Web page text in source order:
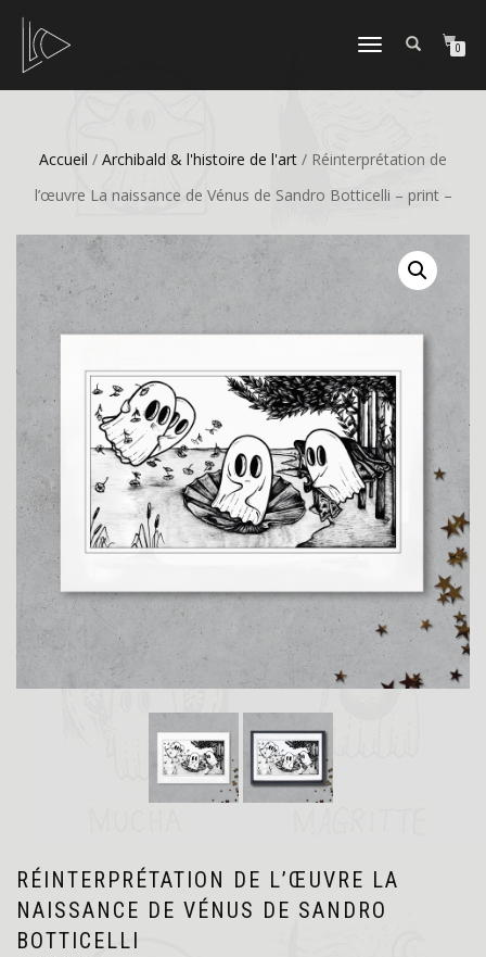
DÉPLIER
NAVIGATION
0
Accueil / Archibald & l'histoire de l'art / Réinterprétation de
l’œuvre La naissance de Vénus de Sandro Botticelli – print –
RÉINTERPRÉTATION DE L’ŒUVRE LA
NAISSANCE DE VÉNUS DE SANDRO
BOTTICELLI